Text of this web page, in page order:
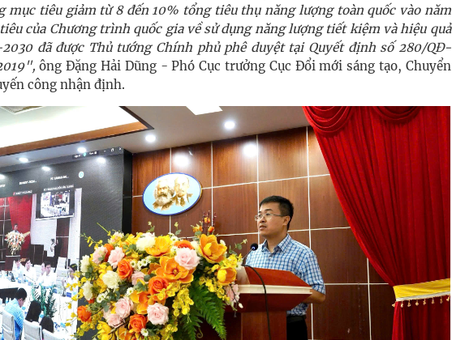
mục tiêu giảm từ 8 đến 10% tổng tiêu thụ năng lượng toàn quốc vào năm
của Chương trình quốc gia về sử dụng năng lượng tiết kiệm và hiệu quả
đã được Thủ tướng Chính phủ phê duyệt tại Quyết định số 280/QĐ-
ông Đặng Hải Dũng - Phó Cục trưởng Cục Đổi mới sáng tạo, Chuyển
công nhận định.